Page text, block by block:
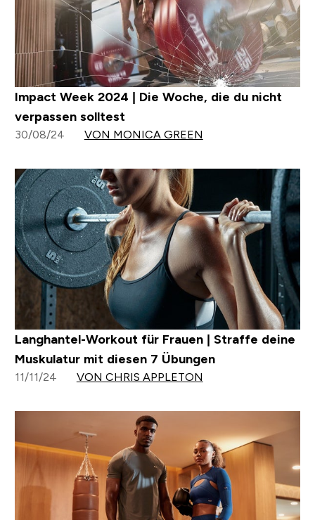
Impact Week 2024 | Die Woche, die du nicht
verpassen solltest
30/08/24 VON MONICA GREEN
Langhantel-Workout für Frauen | Straffe deine
Muskulatur mit diesen 7 Übungen
11/11/24 VON CHRIS APPLETON